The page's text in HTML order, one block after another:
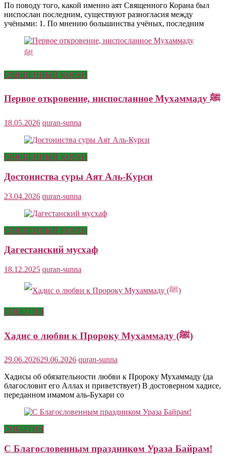
По поводу того, какой именно аят Священного Корана был
ниспослан последним, существуют разногласия между
учёными: 1. По мнению большинства учёных, последним
СВЯЩЕННЫЙ КОРАН
Первое откровение, ниспосланное Мухаммаду ﷺ
18.05.2026 quran-sunna
СВЯЩЕННЫЙ КОРАН
Достоинства суры Аят Аль-Курси
23.04.2026 quran-sunna
СВЯЩЕННЫЙ КОРАН
Дагестанский мусхаф
18.12.2025 quran-sunna
СОБЫТИЯ
Хадис о любви к Пророку Мухаммаду (ﷺ)
29.06.202629.06.2026 quran-sunna
Хадисы об обязательности любви к Пророку Мухаммаду (да
благословит его Аллах и приветствует) В достоверном хадисе,
переданном имамом аль-Бухари со
СОБЫТИЯ
С Благословенным праздником Ураза Байрам!